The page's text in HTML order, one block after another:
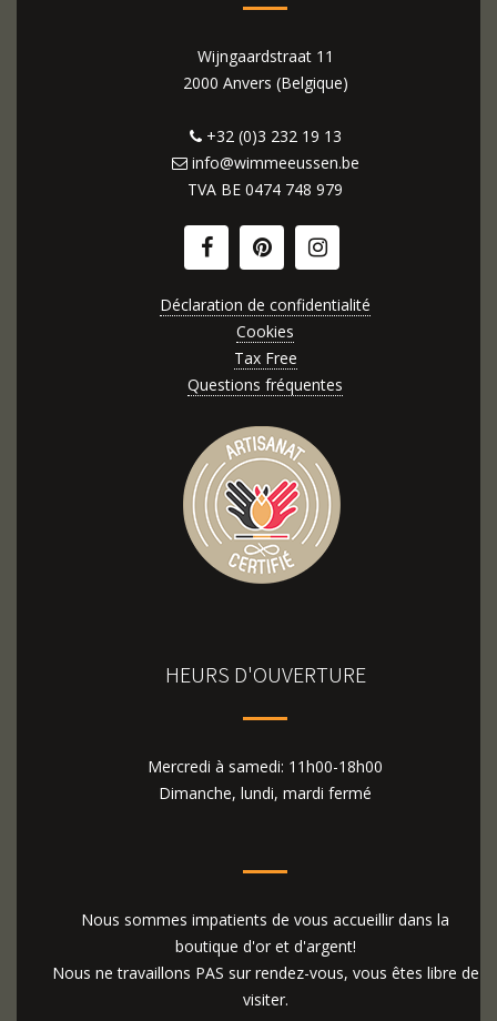
Wijngaardstraat 11
2000 Anvers (Belgique)
+32 (0)3 232 19 13
info@wimmeeussen.be
TVA BE 0474 748 979
Déclaration de confidentialité
Cookies
Tax Free
Questions fréquentes
HEURS D'OUVERTURE
Mercredi à samedi: 11h00-18h00
Dimanche, lundi, mardi fermé
Nous sommes impatients de vous accueillir dans la
boutique d'or et d'argent!
Nous ne travaillons PAS sur rendez-vous, vous êtes libre de
visiter.